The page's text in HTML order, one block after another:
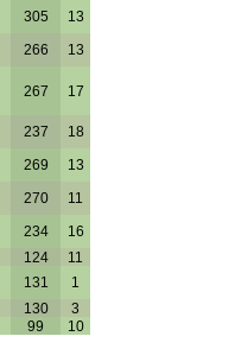
305 13
266 13
267 17
237 18
269 13
270 11
234
16
124
11
131
1
130
3
99 10